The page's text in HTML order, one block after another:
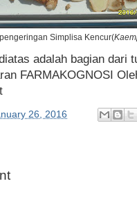
Simplisa Kencur(
adalah bagian dari
FARMAKOGNOSI
26, 2016